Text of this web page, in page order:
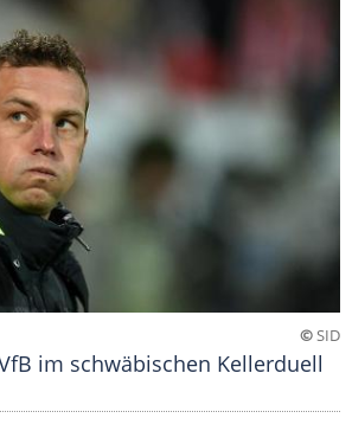
©SID
im schwäbischen Kellerduell